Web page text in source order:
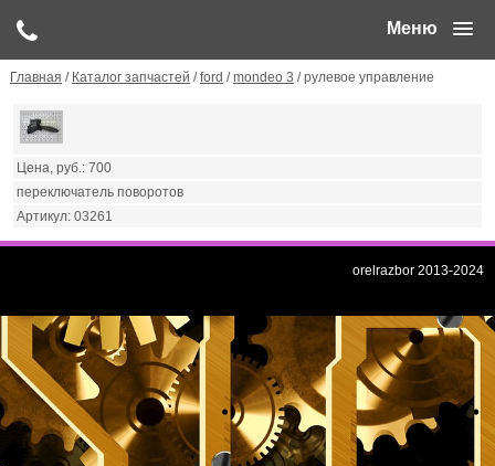
Меню
Главная / Каталог запчастей /ford /mondeo 3 / рулевое управление
700
переключатель поворотов
03261
orelrazbor 2013-2024